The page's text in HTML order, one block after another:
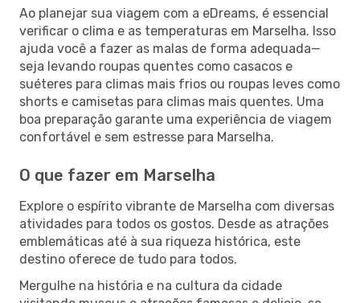
Ao planejar sua viagem com a eDreams, é essencial
verificar o clima e as temperaturas em Marselha. Isso
ajuda você a fazer as malas de forma adequada—
seja levando roupas quentes como casacos e
suéteres para climas mais frios ou roupas leves como
shorts e camisetas para climas mais quentes. Uma
boa preparação garante uma experiência de viagem
confortável e sem estresse para Marselha.
O que fazer em Marselha
Explore o espírito vibrante de Marselha com diversas
atividades para todos os gostos. Desde as atrações
emblemáticas até à sua riqueza histórica, este
destino oferece de tudo para todos.
Mergulhe na história e na cultura da cidade